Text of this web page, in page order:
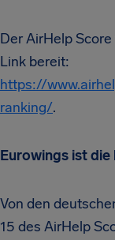
Der AirHelp
Link bereit:
https://
ranking/.
Eurowings ist
Von den
15 des AirHelp